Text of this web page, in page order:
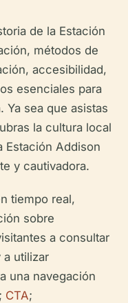
de la Estación
métodos de
accesibilidad,
esenciales para
Ya sea que asistas
la cultura local
Estación Addison
y cautivadora.
tiempo real,
sobre
a consultar
a utilizar
una navegación
; CTA;